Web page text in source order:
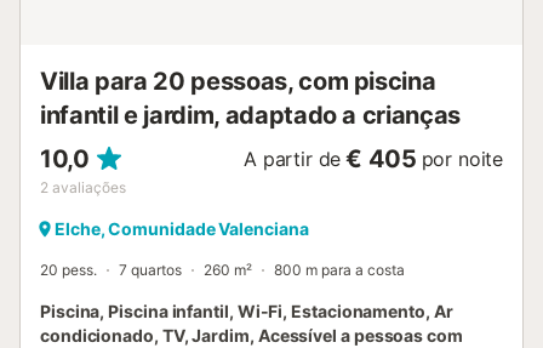
Villa para 20 pessoas, com piscina
infantil e jardim, adaptado a crianças
10,0
2 avaliações
A partir de € 405 por noite
Elche, Comunidade Valenciana
20 pess. 7 quartos 260 m² 800 m para a costa
Piscina, Piscina infantil, Wi-Fi, Estacionamento, Ar
condicionado, TV, Jardim, Acessível a pessoas com